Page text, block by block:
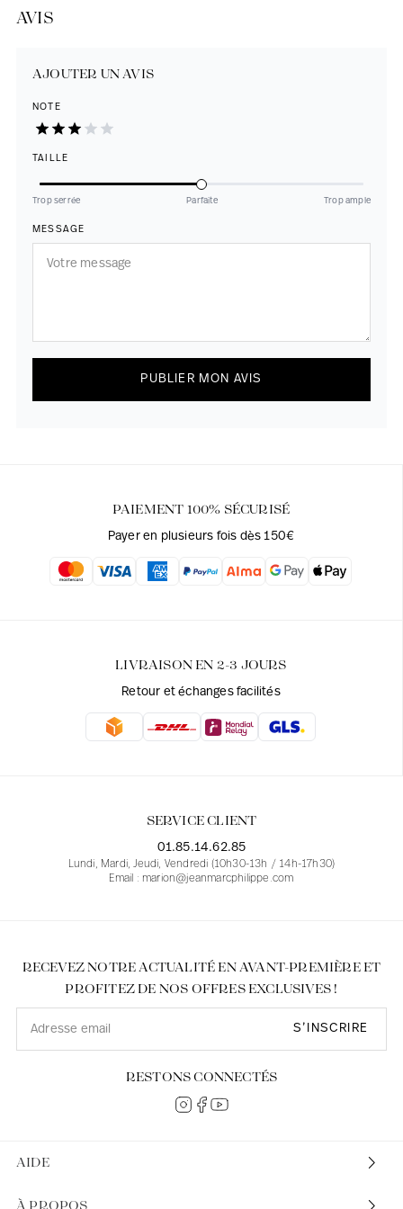
AVIS
AJOUTER UN AVIS
NOTE
TAILLE
Trop serrée Parfaite Trop ample
MESSAGE
PUBLIER MON AVIS
PAIEMENT 100% SÉCURISÉ
Payer en plusieurs fois dès 150€
LIVRAISON EN 2-3 JOURS
Retour et échanges facilités
SERVICE CLIENT
01.85.14.62.85
Lundi, Mardi, Jeudi, Vendredi (10h30-13h / 14h-17h30)
Email : marion@jeanmarcphilippe.com
AIDE
RECEVEZ NOTRE ACTUALITÉ EN AVANT-PREMIÈRE ET
PROFITEZ DE NOS OFFRES EXCLUSIVES !
S’INSCRIRE
RESTONS CONNECTÉS